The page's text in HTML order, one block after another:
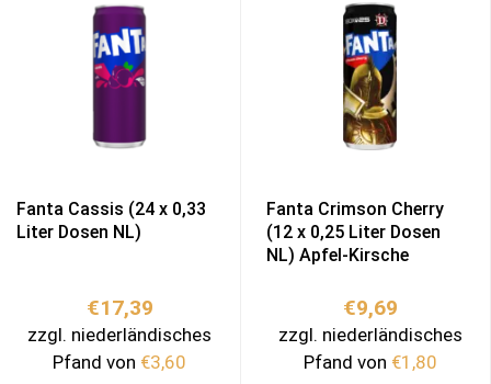
Fanta Cassis (24 x 0,33
Liter Dosen NL)
€17,39
zzgl. niederländisches
Pfand von €3,60
Fanta Crimson Cherry
(12 x 0,25 Liter Dosen
NL) Apfel-Kirsche
€9,69
zzgl. niederländisches
Pfand von €1,80